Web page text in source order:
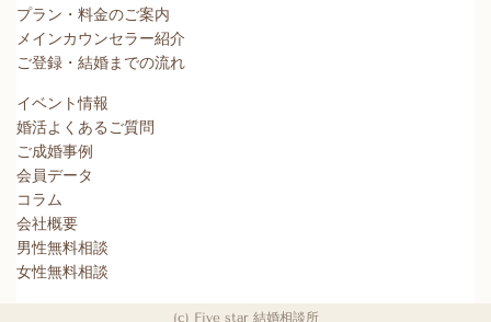
プラン・料金のご案内
メインカウンセラー紹介
ご登録・結婚までの流れ
イベント情報
婚活よくあるご質問
ご成婚事例
会員データ
コラム
会社概要
男性無料相談
女性無料相談
(c) Five star 結婚相談所